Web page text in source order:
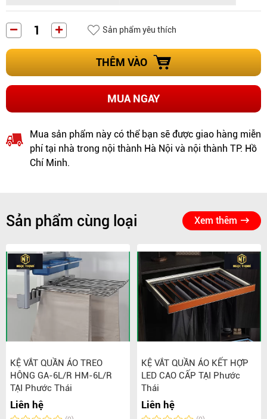
Sản phẩm yêu thích
THÊM VÀO
MUA NGAY
Mua sản phẩm này có thể bạn sẽ được giao hàng miễn
phí tại nhà trong nội thành Hà Nội và nội thành TP. Hồ
Chí Minh.
Sản phẩm cùng loại Xem thêm
KỆ VẮT QUẦN ÁO TREO
HÔNG GA-6L/R HM-6L/R
TẠI Phước Thái
Liên hệ
KỆ VẮT QUẦN ÁO KẾT HỢP
LED CAO CẤP TẠI Phước
Thái
Liên hệ